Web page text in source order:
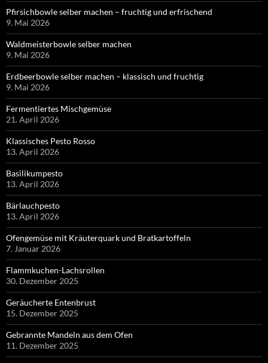
Pfirsichbowle selber machen – fruchtig und erfrischend
9. Mai 2026
Waldmeisterbowle selber machen
9. Mai 2026
Erdbeerbowle selber machen – klassisch und fruchtig
9. Mai 2026
Fermentiertes Mischgemüse
21. April 2026
Klassisches Pesto Rosso
13. April 2026
Basilikumpesto
13. April 2026
Bärlauchpesto
13. April 2026
Ofengemüse mit Kräuterquark und Bratkartoffeln
7. Januar 2026
Flammkuchen-Lachsrollen
30. Dezember 2025
Geräucherte Entenbrust
15. Dezember 2025
Gebrannte Mandeln aus dem Ofen
11. Dezember 2025